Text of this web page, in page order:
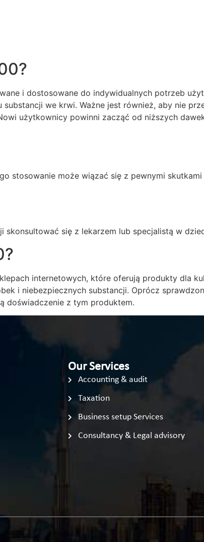
i dostosowane do indywidualnych potrzeb
we krwi. Ważne jest również, aby nie
użytkownicy powinni zacząć od niższych
stosowanie może wiązać się z pewnymi
się z lekarzem lub specjalistą w
internetowych, które oferują produkty dla
i niebezpiecznych substancji. Oprócz
doświadczenie z tym produktem.
Our Services
Accounting & audit
Taxation
Business setup Services
Consultancy & Legal advisory